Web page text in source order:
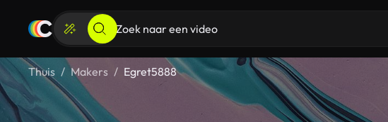
Thuis Makers Egret5888